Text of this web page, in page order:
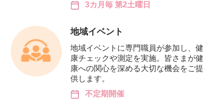
3カ月毎 第2土曜日
地域イベント
地域イベントに専門職員が参加し、健
康チェックや測定を実施。皆さまが健
康への関心を深める大切な機会をご提
供します。
不定期開催